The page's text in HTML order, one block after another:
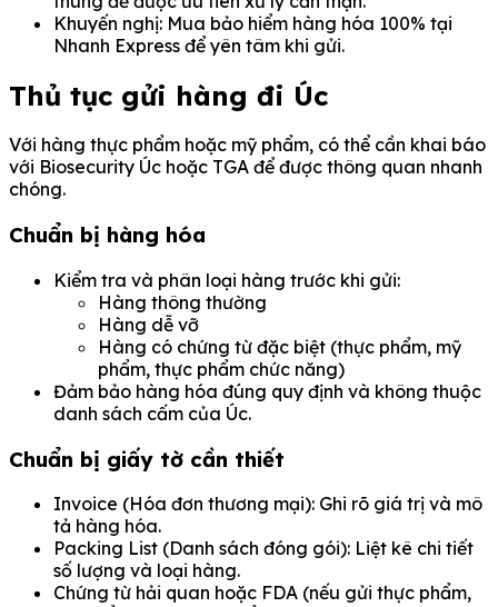
Khuyến nghị: Mua bảo hiểm hàng hóa 100% tại
Nhanh Express để yên tâm khi gửi.
Thủ tục gửi hàng đi Úc
Với hàng thực phẩm hoặc mỹ phẩm, có thể cần khai báo
với Biosecurity Úc hoặc TGA để được thông quan nhanh
chóng.
Chuẩn bị hàng hóa
Kiểm tra và phân loại hàng trước khi gửi:
Hàng thông thường
Hàng dễ vỡ
Hàng có chứng từ đặc biệt (thực phẩm, mỹ
phẩm, thực phẩm chức năng)
Đảm bảo hàng hóa đúng quy định và không thuộc
danh sách cấm của Úc.
Chuẩn bị giấy tờ cần thiết
Invoice (Hóa đơn thương mại): Ghi rõ giá trị và mô
tả hàng hóa.
Packing List (Danh sách đóng gói): Liệt kê chi tiết
số lượng và loại hàng.
Chứng từ hải quan hoặc FDA (nếu gửi thực phẩm,